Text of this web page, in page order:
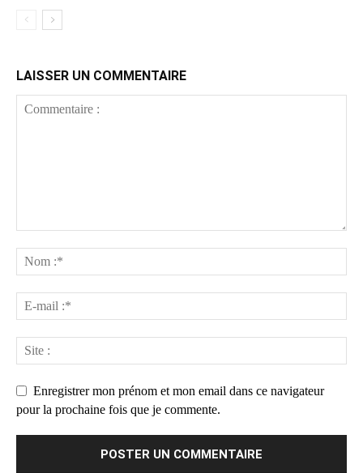
LAISSER UN COMMENTAIRE
Enregistrer mon prénom et mon email dans ce navigateur
pour la prochaine fois que je commente.